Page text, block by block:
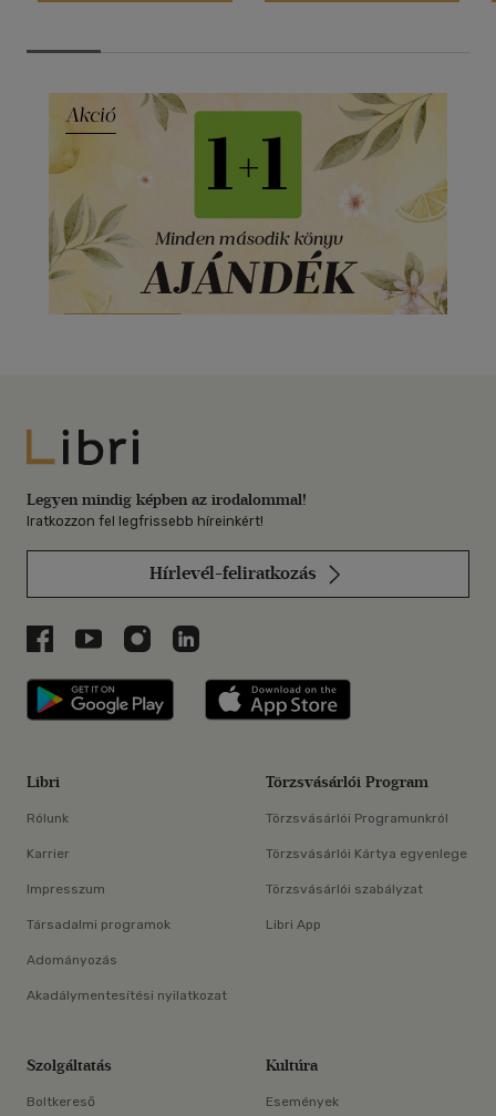
Libri
Legyen mindig képben az irodalommal!
Iratkozzon fel legfrissebb híreinkért!
Hírlevél-feliratkozás
Libri a Facebookon
Libri a Youtube-on
Libri az Instagramon
Libri a LinkedInen
Libri applikáció Szerezd meg: Google
Libri
Rólunk
Karrier
Impresszum
Társadalmi programok
Adományozás
Akadálymentesítési nyilatkozat
Törzsvásárlói Program
Törzsvásárlói Programunkról
Törzsvásárlói Kártya egyenlege
Törzsvásárlói szabályzat
Libri App
Szolgáltatás
Boltkereső
Kultúra
Események